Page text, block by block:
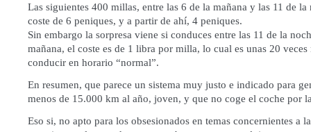
Las siguientes 400 millas, entre las 6 de la mañana y las 11 de la
coste de 6 peniques, y a partir de ahí, 4 peniques.
Sin embargo la sorpresa viene si conduces entre las 11 de la
mañana, el coste es de 1 libra por milla, lo cual es unas 20 veces
conducir en horario “normal”.
En resumen, que parece un sistema muy justo e indicado para
menos de 15.000 km al año, joven, y que no coge el coche por
Eso si, no apto para los obsesionados en temas concernientes a